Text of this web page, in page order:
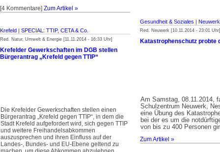
[4 Kommentare] Zum Artikel »
Krefeld | SPECIAL: TTIP, CETA & Co.
Red. Natur, Umwelt & Energie [11.11.2014 - 16:33 Uhr]
Krefelder Gewerkschaften im DGB stellen
Bürgerantrag „Krefeld gegen TTIP“
Die Krefelder Gewerkschaften stellen einen
Bürgerantrag „Krefeld gegen TTIP“, in dem die
Stadt Krefeld aufgefordert wird, sich gegen TTIP
und weitere Freihandelsab­kommen
auszusprechen und ihren Einfluss auf der
Landes-, Bundes- und EU-Ebene geltend zu
Gesundheit & Soziales |
Red. Neuwerk [10.11.2014 - 23:01 Uhr]
Katastrophenschutz probte
Am Samstag, 08.11.2014,
Schulzentrum Neuwerk,
eine Übung des
bei der es um die
von bis zu 400 Personen
Zum Artikel »